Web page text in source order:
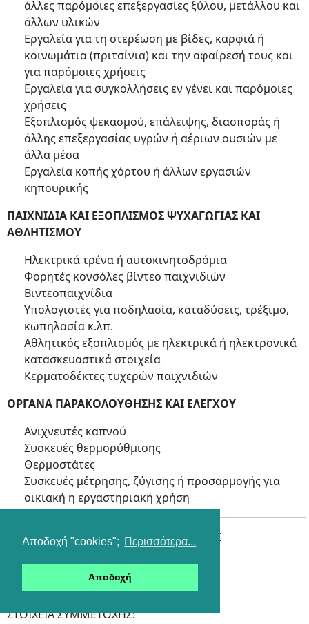
Αποδοχή "cookies"; Περισσότερα...
Αποδοχή
άλλες παρόμοιες επεξεργασίες ξύλου, μετάλλου και
άλλων υλικών
Εργαλεία για τη στερέωση με βίδες, καρφιά ή
κοινωμάτια (πριτσίνια) και την αφαίρεσή τους και
για παρόμοιες χρήσεις
Εργαλεία για συγκολλήσεις εν γένει και παρόμοιες
χρήσεις
Εξοπλισμός ψεκασμού, επάλειψης, διασποράς ή
άλλης επεξεργασίας υγρών ή αέριων ουσιών με
άλλα μέσα
Εργαλεία κοπής χόρτου ή άλλων εργασιών
κηπουρικής
ΠΑΙΧΝΙΔΙΑ ΚΑΙ ΕΞΟΠΛΙΣΜΟΣ ΨΥΧΑΓΩΓΙΑΣ ΚΑΙ
ΑΘΛΗΤΙΣΜΟΥ
Ηλεκτρικά τρένα ή αυτοκινητοδρόμια
Φορητές κονσόλες βίντεο παιχνιδιών
Βιντεοπαιχνίδια
Υπολογιστές για ποδηλασία, καταδύσεις, τρέξιμο,
κωπηλασία κ.λπ.
Αθλητικός εξοπλισμός με ηλεκτρικά ή ηλεκτρονικά
κατασκευαστικά στοιχεία
Κερματοδέκτες τυχερών παιχνιδιών
ΟΡΓΑΝΑ ΠΑΡΑΚΟΛΟΥΘΗΣΗΣ ΚΑΙ ΕΛΕΓΧΟΥ
Ανιχνευτές καπνού
Συσκευές θερμορύθμισης
Θερμοστάτες
Συσκευές μέτρησης, ζύγισης ή προσαρμογής για
οικιακή η εργαστηριακή χρήση
1ος ΜΕΓΑΛΟΣ ΣΧΟΛΙΚΟΣ ΔΙΑΓΩΝΙΣΜΟΣ
ΕΝΤΥΠΟ ΔΗΛΩΣΗΣ ΣΥΜΜΕΤΟΧΗΣ
(ΠΑΡΑΡΤΗΜΑ Β ΤΗΣ ΠΡΟΚΗΡΥΞΗΣ)
ΣΤΟΙΧΕΙΑ ΣΥΜΜΕΤΟΧΗΣ: